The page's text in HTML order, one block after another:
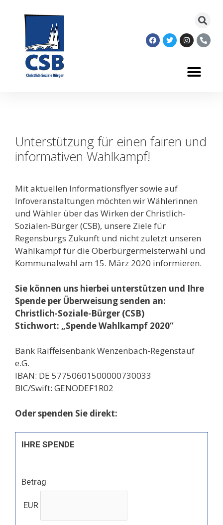
Unterstützung für einen fairen und
informativen Wahlkampf!
Mit aktuellen Informationsflyer sowie auf
Infoveranstaltungen möchten wir Wählerinnen
und Wähler über das Wirken der Christlich-
Sozialen-Bürger (CSB), unsere Ziele für
Regensburgs Zukunft und nicht zuletzt unseren
Wahlkampf für die Oberbürgermeisterwahl und
Kommunalwahl am 15. März 2020 informieren.
Sie können uns hierbei unterstützen und Ihre
Spende per Überweisung senden an:
Christlich-Soziale-Bürger (CSB)
Stichwort: „Spende Wahlkampf 2020“
Bank Raiffeisenbank Wenzenbach-Regenstauf
e.G.
IBAN: DE 57750601500000730033
BIC/Swift: GENODEF1R02
Oder spenden Sie direkt:
IHRE SPENDE
Betrag
EUR